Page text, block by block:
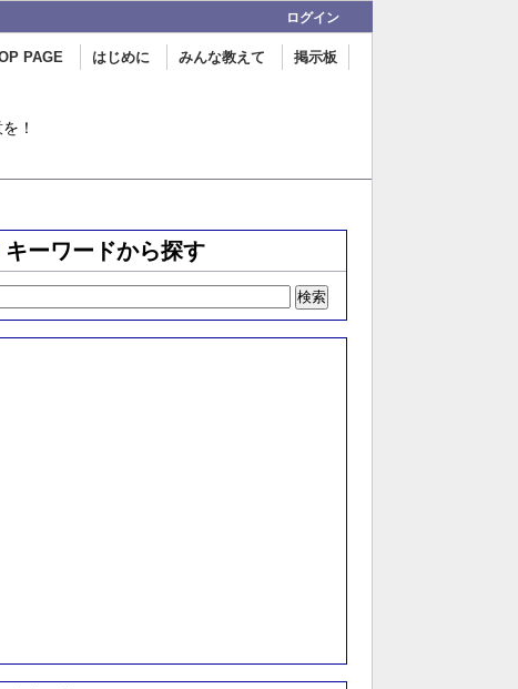
ログイン
掲示板
みんな教えて
はじめに
PAGE
！
キーワードから探す